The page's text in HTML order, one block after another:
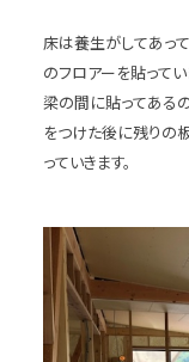
床は養生がしてあっ
のフロアーを貼って
梁の間に貼ってある
をつけた後に残りの
っていきます。